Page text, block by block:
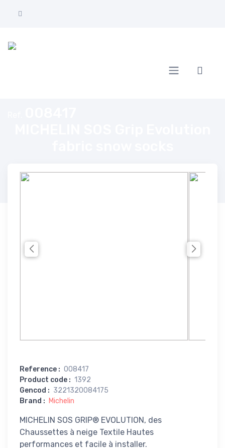
Reference : 008417
Product code : 1392
Gencod : 3221320084175
Brand : Michelin
MICHELIN SOS GRIP® EVOLUTION, des
Chaussettes à neige Textile Hautes
performances et facile à installer.